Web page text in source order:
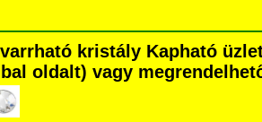
kristály Kapható
oldalt) vagy